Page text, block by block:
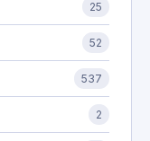
25
52
537
2